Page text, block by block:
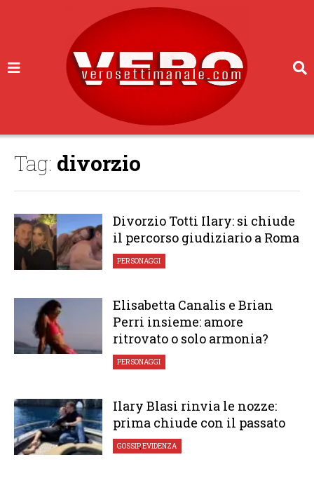
Tag: divorzio
Divorzio Totti Ilary: si chiude
il percorso giudiziario a Roma
PERSONAGGI
Elisabetta Canalis e Brian
Perri insieme: amore
ritrovato o solo armonia?
PERSONAGGI
Ilary Blasi rinvia le nozze:
prima chiude con il passato
GOSSIP,EVIDENZA